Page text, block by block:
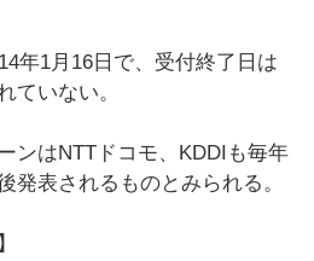
年1月16日で、受付終了日は
ていない。
ンはNTTドコモ、KDDIも毎年
発表されるものとみられる。